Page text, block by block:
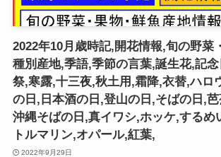
2022年10月歳時記,開花情報,旬の野菜
種別産地,季語,季節の言葉,誕生花,記
祭,寒露,十三夜,秋土用,霜降,衣替,ハロ
の日,日本酒の日,登山の日,そばの日,
沖縄そばの日,真イワシ,ホッケ,するめ
トルマリン,オパール,紅葉,
2022年9月29日